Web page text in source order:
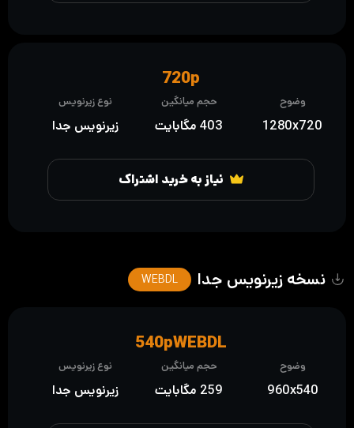
نیاز به خرید اشتراک
وضوح
1280x720
حجم میانگین
403 مگابایت
نوع زیرنویس
زیرنویس جدا
720p
نسخه زیرنویس جدا WEBDL
وضوح
960x540
حجم میانگین
259 مگابایت
نوع زیرنویس
زیرنویس جدا
540pWEBDL